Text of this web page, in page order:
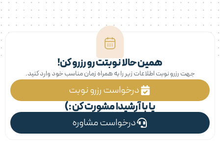
همین حالا نوبتت رو رزرو کن!
جهت رزرو نوبت اطلاعات زیر را به همراه زمان مناسب خود وارد کنید.
درخواست رزرو نوبت
یا با آرشیدا مشورت کن :)
درخواست مشاوره